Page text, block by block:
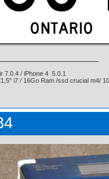
7.0.4 / iPhone 4 5.0.1
i7 / 16Go Ram /ssd crucial m4/